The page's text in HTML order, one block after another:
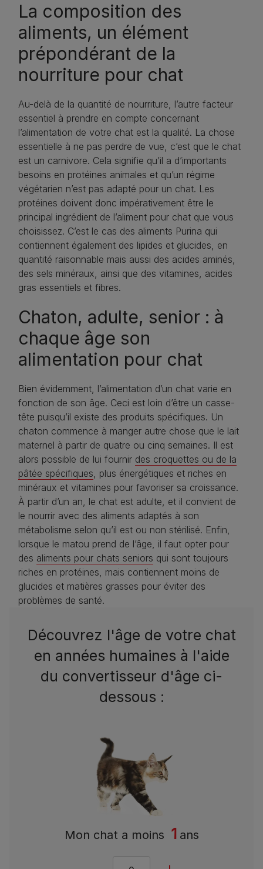
La composition des
aliments, un élément
prépondérant de la
nourriture pour chat
Au-delà de la quantité de nourriture, l’autre facteur
essentiel à prendre en compte concernant
l’alimentation de votre chat est la qualité. La chose
essentielle à ne pas perdre de vue, c’est que le chat
est un carnivore. Cela signifie qu’il a d’importants
besoins en protéines animales et qu’un régime
végétarien n’est pas adapté pour un chat. Les
protéines doivent donc impérativement être le
principal ingrédient de l’aliment pour chat que vous
choisissez. C’est le cas des aliments Purina qui
contiennent également des lipides et glucides, en
quantité raisonnable mais aussi des acides aminés,
des sels minéraux, ainsi que des vitamines, acides
gras essentiels et fibres.
Chaton, adulte, senior : à
chaque âge son
alimentation pour chat
Bien évidemment, l’alimentation d’un chat varie en
fonction de son âge. Ceci est loin d’être un casse-
tête puisqu’il existe des produits spécifiques. Un
chaton commence à manger autre chose que le lait
maternel à partir de quatre ou cinq semaines. Il est
alors possible de lui fournir des croquettes ou de la
pâtée spécifiques, plus énergétiques et riches en
minéraux et vitamines pour favoriser sa croissance.
À partir d’un an, le chat est adulte, et il convient de
le nourrir avec des aliments adaptés à son
métabolisme selon qu’il est ou non stérilisé. Enfin,
lorsque le matou prend de l’âge, il faut opter pour
des aliments pour chats seniors qui sont toujours
riches en protéines, mais contiennent moins de
glucides et matières grasses pour éviter des
problèmes de santé.
Découvrez l'âge de votre chat
en années humaines à l'aide
du convertisseur d'âge ci-
dessous :
Mon chat a moins 1 ans